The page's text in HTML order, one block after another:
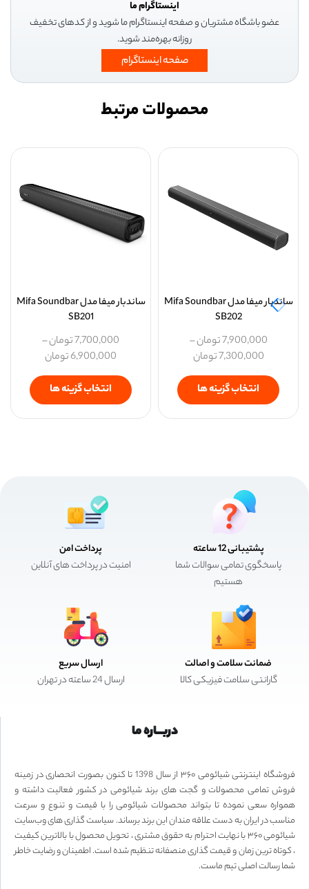
اینستاگرام ما
عضو باشگاه مشتریان و صفحه اینستاگرام ما شوید و از کدهای تخفیف
روزانه بهره‌مند شوید.
صفحه اینستاگرام
محصولات مرتبط
ساندبار میفا مدل Mifa Soundbar
SB202
7,900,000تومان–
7,300,000تومان
انتخاب گزینه ها
ساندبار میفا مدل Mifa Soundbar
SB201
7,700,000تومان–
6,900,000تومان
انتخاب گزینه ها
پشتیبانی 12 ساعته
پاسخگوی تمامی سوالات شما
هستیم
پرداخت امن
امنیت در پرداخت های آنلاین
ضمانت سلامت و اصالت
گارانتی سلامت فیزیکی کالا
ارسال سریع
ارسال 24 ساعته در تهران
دربـــاره ما
فروشگاه اینترنتی شیائومی ۳۶۰ از سال 1398 تا کنون بصورت انحصاری در زمینه
فروش تمامی محصولات و گجت های برند شیائومی در کشور فعالیت داشته و
همواره سعی نموده تا بتواند محصولات شیائومی را با قیمت و تنوع و سرعت
مناسب در ایران به دست علاقه مندان این برند برساند. سیاست گذاری های وب‌سایت
شیائومی ۳۶۰ با نهایت احترام به حقوق مشتری ، تحویل محصول با بالاترین کیفیت
، کوتاه ترین زمان و قیمت گذاری منصفانه تنظیم شده است. اطمینان و رضایت خاطر
شما رسالت اصلی تیم ماست.